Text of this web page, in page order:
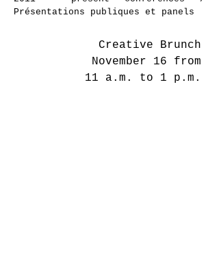
Présentations publiques et panels
Creative Brunch
November 16 from
11 a.m. to 1 p.m.